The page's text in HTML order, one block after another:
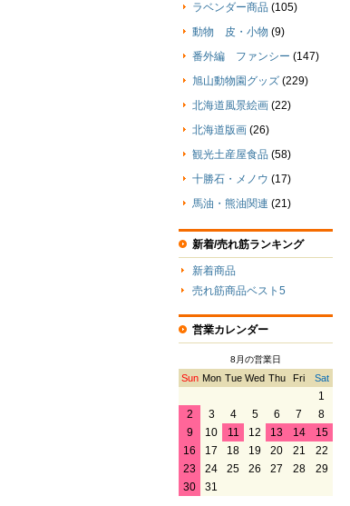
ラベンダー商品 (105)
動物 皮・小物 (9)
番外編 ファンシー (147)
旭山動物園グッズ (229)
北海道風景絵画 (22)
北海道版画 (26)
観光土産屋食品 (58)
十勝石・メノウ (17)
馬油・熊油関連 (21)
新着/売れ筋ランキング
新着商品
売れ筋商品ベスト5
営業カレンダー
8月の営業日
Sun Mon Tue Wed Thu Fri Sat
1
2
3 4 5 6 7
8
9
10 11 12 13 14
15
16
17 18 19 20 21
22
23
24 25 26 27 28
29
30
31